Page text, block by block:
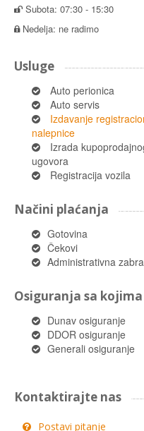
Subota: 07:30 - 15:30
Nedelja: ne radimo
Usluge
Auto perionica
Auto servis
Izdavanje
nalepnice
Izrada
ugovora
Registracija vozila
Načini plaćanja
Gotovina
Čekovi
Administrativna
Osiguranja sa
Dunav osiguranje
DDOR osiguranje
Generali osiguranje
Kontaktirajte nas
Postavi pitanje